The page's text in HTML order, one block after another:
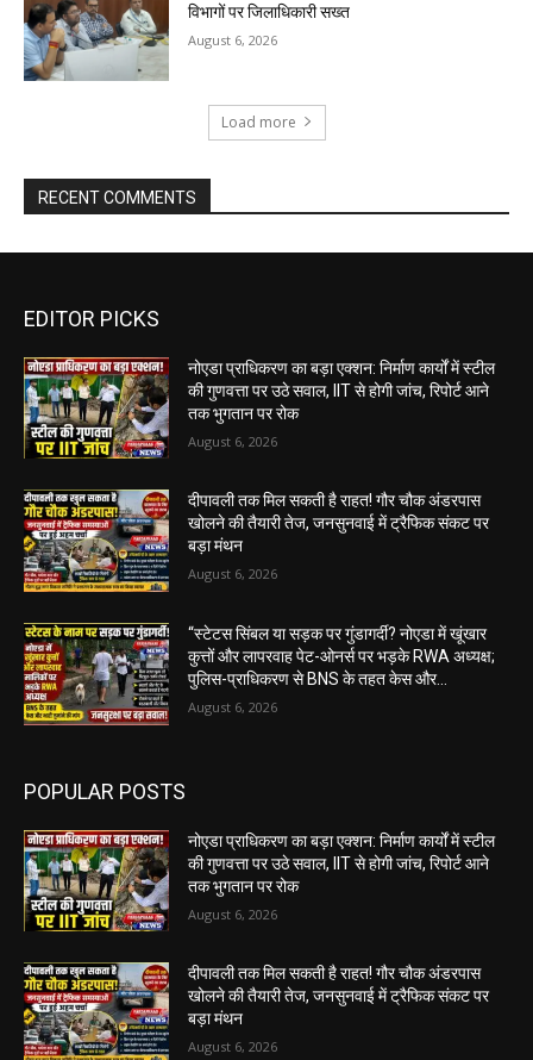
विभागों पर जिलाधिकारी सख्त
August 6, 2026
Load more
RECENT COMMENTS
EDITOR PICKS
नोएडा प्राधिकरण का बड़ा एक्शन: निर्माण कार्यों में स्टील
की गुणवत्ता पर उठे सवाल, IIT से होगी जांच, रिपोर्ट आने
तक भुगतान पर रोक
August 6, 2026
दीपावली तक मिल सकती है राहत! गौर चौक अंडरपास
खोलने की तैयारी तेज, जनसुनवाई में ट्रैफिक संकट पर
बड़ा मंथन
August 6, 2026
“स्टेटस सिंबल या सड़क पर गुंडागर्दी? नोएडा में खूंखार
कुत्तों और लापरवाह पेट-ओनर्स पर भड़के RWA अध्यक्ष;
पुलिस-प्राधिकरण से BNS के तहत केस और...
August 6, 2026
POPULAR POSTS
नोएडा प्राधिकरण का बड़ा एक्शन: निर्माण कार्यों में स्टील
की गुणवत्ता पर उठे सवाल, IIT से होगी जांच, रिपोर्ट आने
तक भुगतान पर रोक
August 6, 2026
दीपावली तक मिल सकती है राहत! गौर चौक अंडरपास
खोलने की तैयारी तेज, जनसुनवाई में ट्रैफिक संकट पर
बड़ा मंथन
August 6, 2026